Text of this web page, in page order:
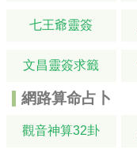
七王爺靈簽
文昌靈簽求籤
網路算命占卜
觀音神算32卦